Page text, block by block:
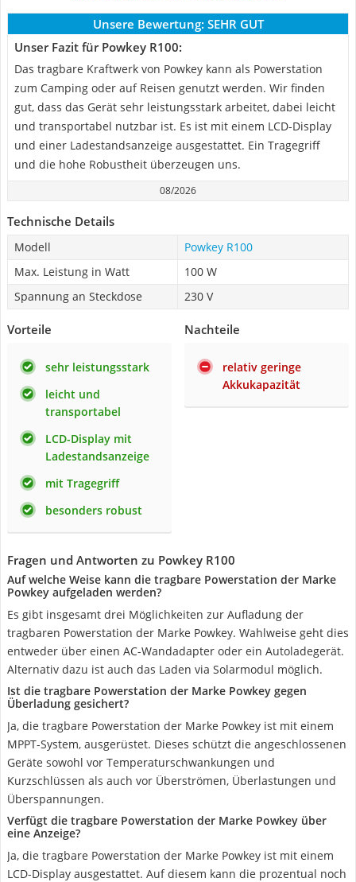
Unsere Bewertung: SEHR GUT
Unser Fazit für Powkey R100:
Das tragbare Kraftwerk von Powkey kann als Powerstation
zum Camping oder auf Reisen genutzt werden. Wir finden
gut, dass das Gerät sehr leistungsstark arbeitet, dabei leicht
und transportabel nutzbar ist. Es ist mit einem LCD-Display
und einer Ladestandsanzeige ausgestattet. Ein Tragegriff
und die hohe Robustheit überzeugen uns.
08/2026
Technische Details
Modell
Powkey R100
Max. Leistung in Watt
100 W
Spannung an Steckdose
230 V
Vorteile
sehr leistungsstark
leicht und
transportabel
LCD-Display mit
Ladestandsanzeige
mit Tragegriff
besonders robust
Nachteile
relativ geringe
Akkukapazität
Fragen und Antworten zu Powkey R100
Auf welche Weise kann die tragbare Powerstation der Marke
Powkey aufgeladen werden?
Es gibt insgesamt drei Möglichkeiten zur Aufladung der
tragbaren Powerstation der Marke Powkey. Wahlweise geht dies
entweder über einen AC-Wandadapter oder ein Autoladegerät.
Alternativ dazu ist auch das Laden via Solarmodul möglich.
Ist die tragbare Powerstation der Marke Powkey gegen
Überladung gesichert?
Ja, die tragbare Powerstation der Marke Powkey ist mit einem
MPPT-System, ausgerüstet. Dieses schützt die angeschlossenen
Geräte sowohl vor Temperaturschwankungen und
Kurzschlüssen als auch vor Überströmen, Überlastungen und
Überspannungen.
Verfügt die tragbare Powerstation der Marke Powkey über
eine Anzeige?
Ja, die tragbare Powerstation der Marke Powkey ist mit einem
LCD-Display ausgestattet. Auf diesem kann die prozentual noch